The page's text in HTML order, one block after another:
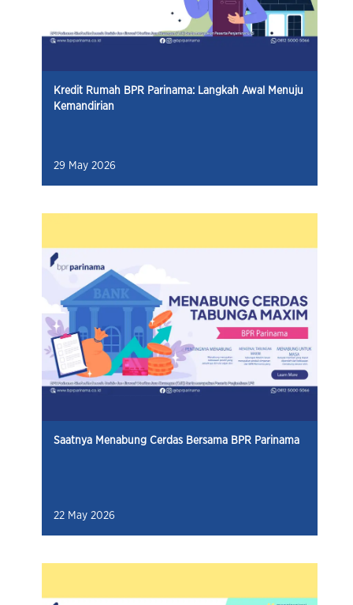
Kredit Rumah BPR Parinama: Langkah Awal Menuju
Kemandirian
29 May 2026
Saatnya Menabung Cerdas Bersama BPR Parinama
22 May 2026